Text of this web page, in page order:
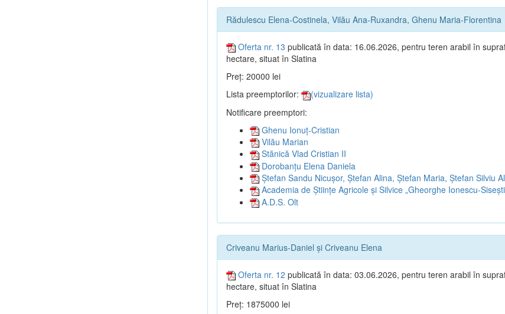
Rădulescu Elena-Costinela, Vilău Ana-Ruxandra, Ghenu Maria-Florentina
Oferta nr. 13 publicată în data: 16.06.2026, pentru teren arabil în
hectare, situat în Slatina
Preț: 20000 lei
Lista preemptorilor:
(vizualizare lista)
Notificare preemptori:
Ghenu Ionuț-Cristian
Vilău Marian
Stănică Vlad Cristian II
Dorobanțu Elena Daniela
Ștefan Sandu Nicușor, Ștefan Alina, Ștefan Maria, Ștefan Silviu
Academia de Științe Agricole și Silvice „Gheorghe Ionescu-
A.D.S. Olt
Criveanu Marius-Daniel și Criveanu Elena
Oferta nr. 12 publicată în data: 03.06.2026, pentru teren arabil în
hectare, situat în Slatina
Preț: 1875000 lei